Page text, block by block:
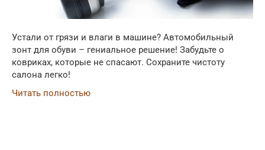
Устали от грязи и влаги в машине? Автомобильный
зонт для обуви – гениальное решение! Забудьте о
ковриках, которые не спасают. Сохраните чистоту
салона легко!
Читать полностью